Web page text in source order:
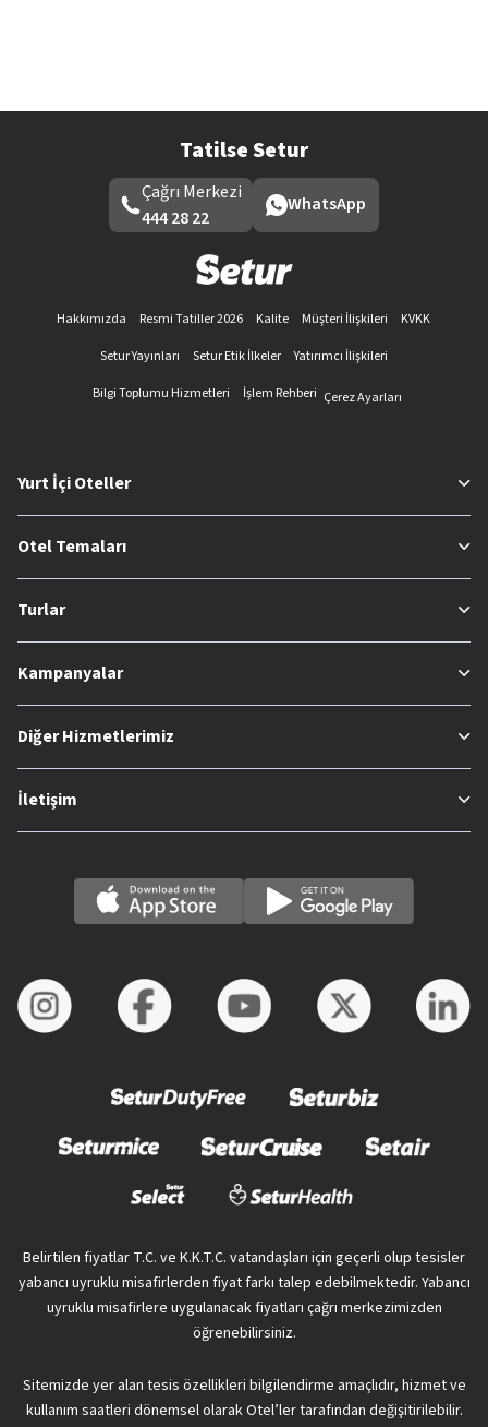
Tatilse Setur
Çağrı Merkezi
444 28 22
WhatsApp
Hakkımızda Resmi Tatiller 2026 Kalite Müşteri İlişkileri
KVKK
Setur Yayınları
Setur Etik İlkeler
Yatırımcı İlişkileri
Bilgi Toplumu Hizmetleri
İşlem Rehberi Çerez Ayarları
Yurt İçi Oteller
Otel Temaları
Turlar
Kampanyalar
Diğer Hizmetlerimiz
İletişim
Belirtilen fiyatlar T.C. ve K.K.T.C. vatandaşları için geçerli olup tesisler
yabancı uyruklu misafirlerden fiyat farkı talep edebilmektedir. Yabancı
uyruklu misafirlere uygulanacak fiyatları çağrı merkezimizden
öğrenebilirsiniz.
Sitemizde yer alan tesis özellikleri bilgilendirme amaçlıdır, hizmet ve
kullanım saatleri dönemsel olarak Otel’ler tarafından değişitirilebilir.